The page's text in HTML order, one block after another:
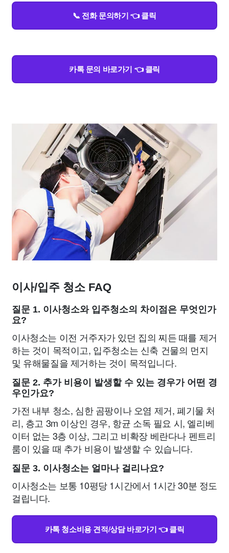
📞 전화 문의하기 👈 클릭
카톡 문의 바로가기 👈 클릭
이사/입주 청소 FAQ
질문 1. 이사청소와 입주청소의 차이점은 무엇인가
요?
이사청소는 이전 거주자가 있던 집의 찌든 때를 제거
하는 것이 목적이고, 입주청소는 신축 건물의 먼지
및 유해물질을 제거하는 것이 목적입니다.
질문 2. 추가 비용이 발생할 수 있는 경우가 어떤 경
우인가요?
가전 내부 청소, 심한 곰팡이나 오염 제거, 폐기물 처
리, 층고 3m 이상인 경우, 항균 소독 필요 시, 엘리베
이터 없는 3층 이상, 그리고 비확장 베란다나 펜트리
룸이 있을 때 추가 비용이 발생할 수 있습니다.
질문 3. 이사청소는 얼마나 걸리나요?
이사청소는 보통 10평당 1시간에서 1시간 30분 정도
걸립니다.
카톡 청소비용 견적/상담 바로가기 👈 클릭